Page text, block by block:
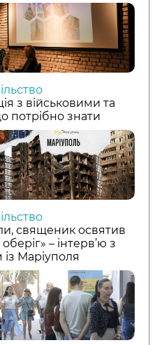
з військовими та
потрібно знати
священик освятив
– інтерв’ю з
Маріуполя